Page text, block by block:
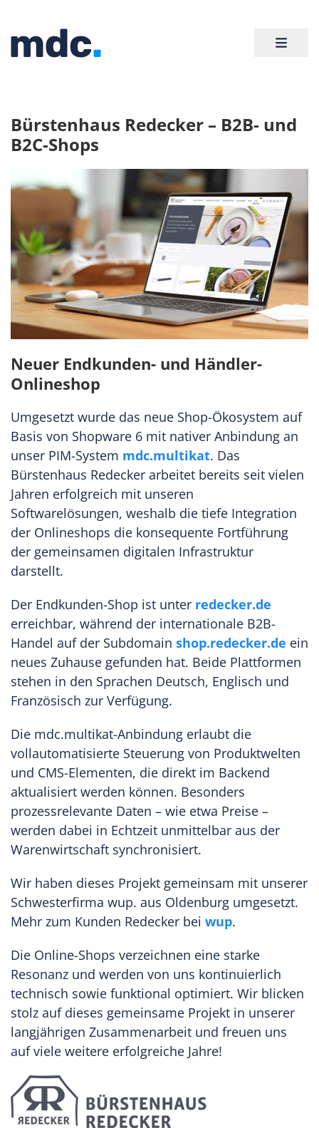
Bürstenhaus Redecker – B2B- und
B2C-Shops
Neuer Endkunden- und Händler-
Onlineshop
Umgesetzt wurde das neue Shop-Ökosystem auf
Basis von Shopware 6 mit nativer Anbindung an
unser PIM-System mdc.multikat. Das
Bürstenhaus Redecker arbeitet bereits seit vielen
Jahren erfolgreich mit unseren
Softwarelösungen, weshalb die tiefe Integration
der Onlineshops die konsequente Fortführung
der gemeinsamen digitalen Infrastruktur
darstellt.
Der Endkunden-Shop ist unter redecker.de
erreichbar, während der internationale B2B-
Handel auf der Subdomain shop.redecker.de ein
neues Zuhause gefunden hat. Beide Plattformen
stehen in den Sprachen Deutsch, Englisch und
Französisch zur Verfügung.
Die mdc.multikat-Anbindung erlaubt die
vollautomatisierte Steuerung von Produktwelten
und CMS-Elementen, die direkt im Backend
aktualisiert werden können. Besonders
prozessrelevante Daten – wie etwa Preise –
werden dabei in Echtzeit unmittelbar aus der
Warenwirtschaft synchronisiert.
Wir haben dieses Projekt gemeinsam mit unserer
Schwesterfirma wup. aus Oldenburg umgesetzt.
Mehr zum Kunden Redecker bei wup.
Die Online-Shops verzeichnen eine starke
Resonanz und werden von uns kontinuierlich
technisch sowie funktional optimiert. Wir blicken
stolz auf dieses gemeinsame Projekt in unserer
langjährigen Zusammenarbeit und freuen uns
auf viele weitere erfolgreiche Jahre!